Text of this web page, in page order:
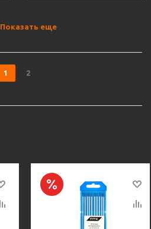
Показать еще
1 2